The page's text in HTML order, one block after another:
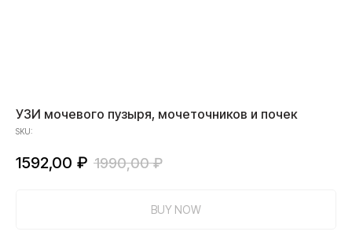
УЗИ мочевого пузыря, мочеточников и почек
SKU:
1592,00 ₽ 1990,00 ₽
BUY NOW